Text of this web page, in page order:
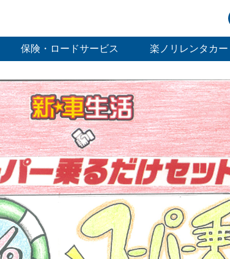
保険・ロードサービス 楽ノリレンタカー